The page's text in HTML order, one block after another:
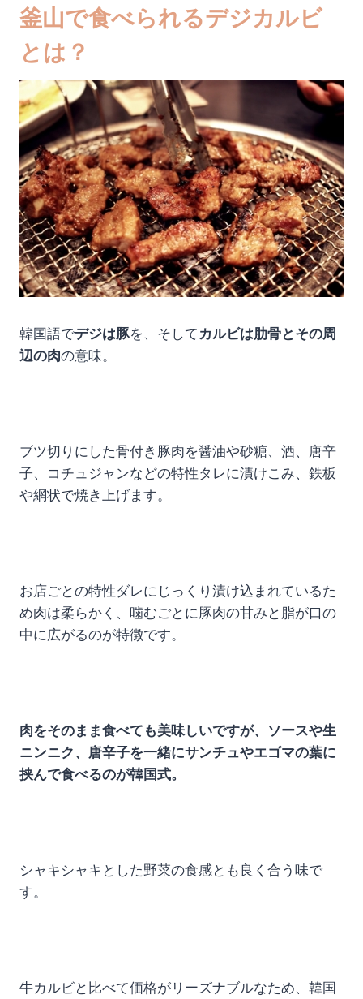
釜山で食べられるデジカルビ
とは？
韓国語でデジは豚を、そして カルビは肋骨とその周
辺の肉の意味。
ブツ切りにした骨付き豚肉を醤油や砂糖、酒、唐辛
子、コチュジャンなどの特性タレに漬けこみ、鉄板
や網状で焼き上げます。
お店ごとの特性ダレにじっくり漬け込まれているた
め肉は柔らかく、噛むごとに豚肉の甘みと脂が口の
中に広がるのが特徴です。
肉をそのまま食べても美味しいですが、ソースや生
ニンニク、唐辛子を一緒にサンチュやエゴマの葉に
挟んで食べるのが韓国式。
シャキシャキとした野菜の食感とも良く合う味で
す。
牛カルビと比べて価格がリーズナブルなため、韓国